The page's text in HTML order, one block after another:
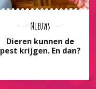
Nieuws
Dieren kunnen de
pest krijgen. En dan?